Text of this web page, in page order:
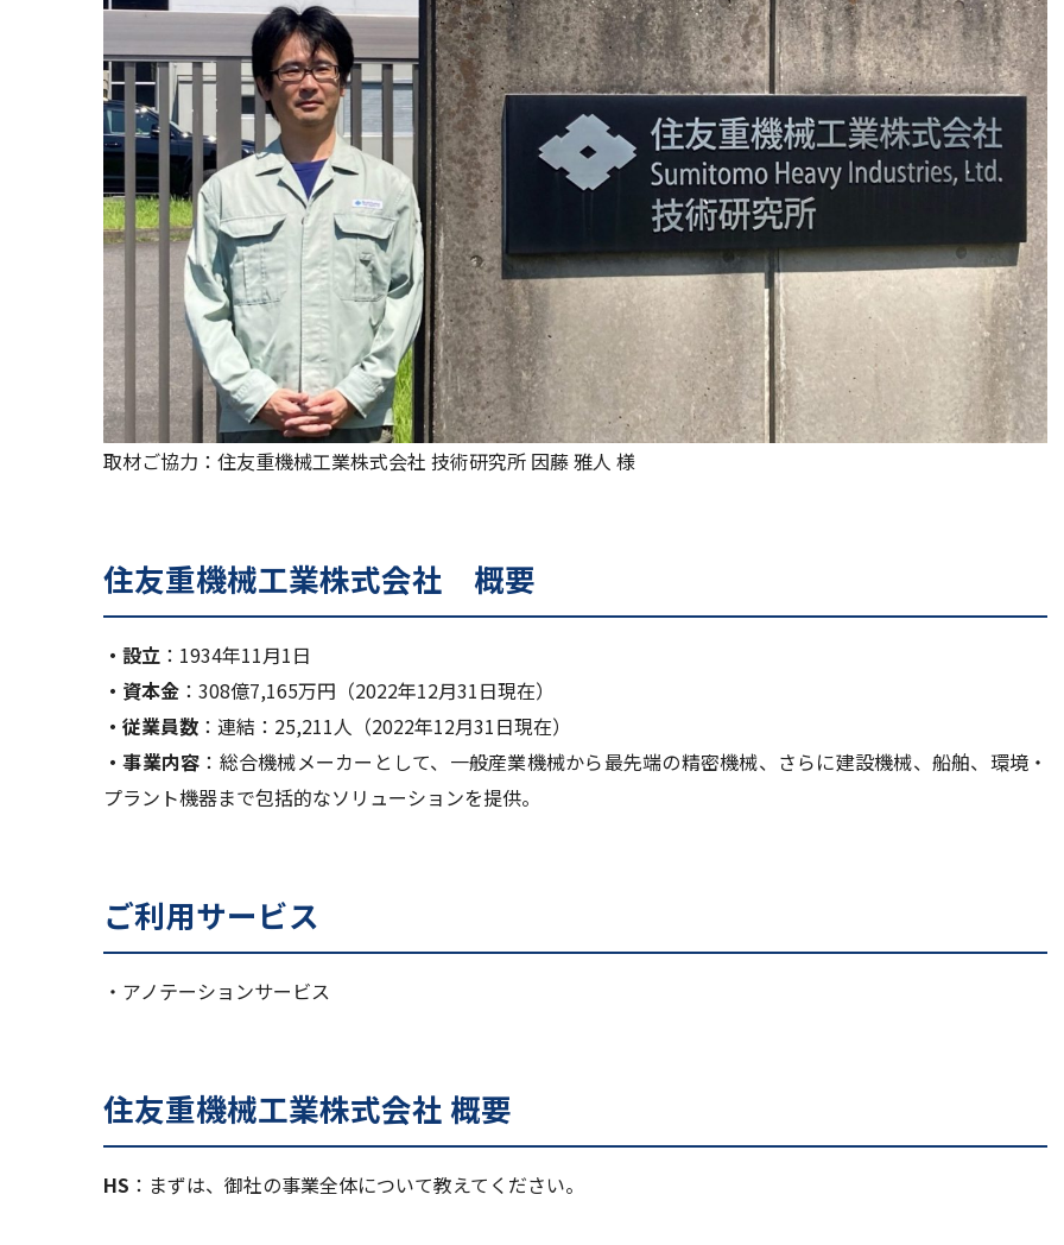
取材ご協力：住友重機械工業株式会社 技術研究所 因藤 雅人 様
住友重機械工業株式会社 概要
・設立 ：1934年11月1日
・資本金 ：308億7,165万円（2022年12月31日現在）
・従業員数 ：連結：25,211人（2022年12月31日現在）
・事業内容 ：総合機械メーカーとして、一般産業機械から最先端の精密機械、さらに建設機械、船舶、環境・
プラント機器まで包括的なソリューションを提供。
ご利用サービス
・アノテーションサービス
住友重機械工業株式会社 概要
HS ：まずは、御社の事業全体について教えてください。